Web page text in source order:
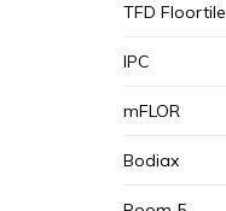
TFD Floortile
IPC
mFLOR
Bodiax